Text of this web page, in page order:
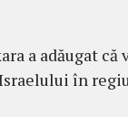
a adăugat
în